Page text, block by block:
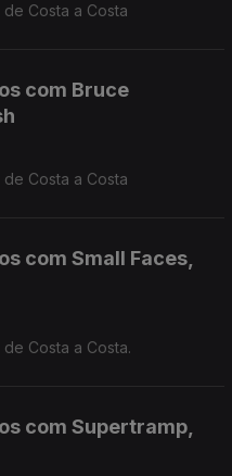
Costa a Costa
com Bruce
Costa a Costa
com Small Faces,
Costa a Costa.
com Supertramp,